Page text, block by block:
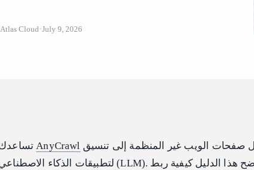
Atlas Cloud July 9, 2026
تساعدكAnyCrawl